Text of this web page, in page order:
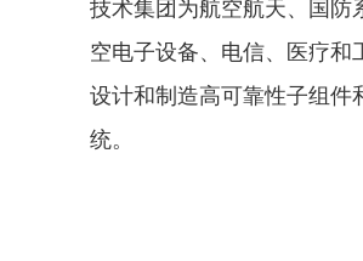
技术集团为航空航天、国防
空电子设备、电信、医疗和
设计和制造高可靠性子组件
统。